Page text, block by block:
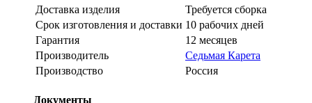
Доставка изделия
Требуется сборка
Срок изготовления и доставки 10 рабочих дней
Гарантия
12 месяцев
Производитель
Седьмая Карета
Производство
Россия
Документы